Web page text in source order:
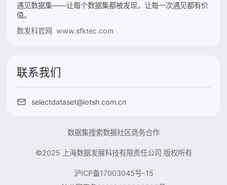
遇见数据集——让每个数据集都被发现，让每一次遇见都有价
值。
数发科官网 www.sfktec.com
联系我们
selectdataset@iotsh.com.cn
数据集搜索数据社区商务合作
©2025 上海数据发展科技有限责任公司 版权所有
沪ICP备17003045号-15